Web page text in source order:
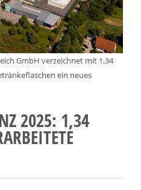
GmbH verzeichnet mit 1,34
ein neues
2025: 1,34